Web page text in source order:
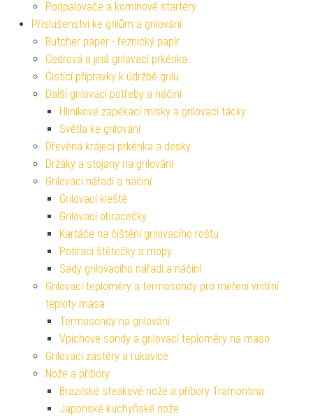
Podpalovače a komínové startéry
Příslušenství ke grilům a grilování
Butcher paper - řeznický papír
Cedrová a jiná grilovací prkénka
Čistící přípravky k údržbě grilu
Další grilovací potřeby a náčiní
Hliníkové zapékací misky a grilovací tácky
Světla ke grilování
Dřevěná krájecí prkénka a desky
Držáky a stojany na grilování
Grilovací nářadí a náčiní
Grilovací kleště
Grilovací obracečky
Kartáče na čištění grilovacího roštu
Potírací štětečky a mopy
Sady grilovacího nářadí a náčiní
Grilovací teploměry a termosondy pro měření vnitřní
teploty masa
Termosondy na grilování
Vpichové sondy a grilovací teploměry na maso
Grilovací zástěry a rukavice
Nože a příbory
Brazilské steakové nože a příbory Tramontina
Japonské kuchyňské nože